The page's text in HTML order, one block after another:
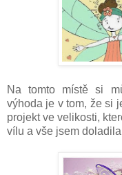
Na tomto místě si
výhoda je v tom, že si
projekt ve velikosti,
vílu a vše jsem